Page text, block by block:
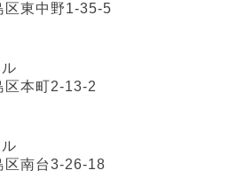
区東中野1-35-5
区本町2-13-2
区南台3-26-18